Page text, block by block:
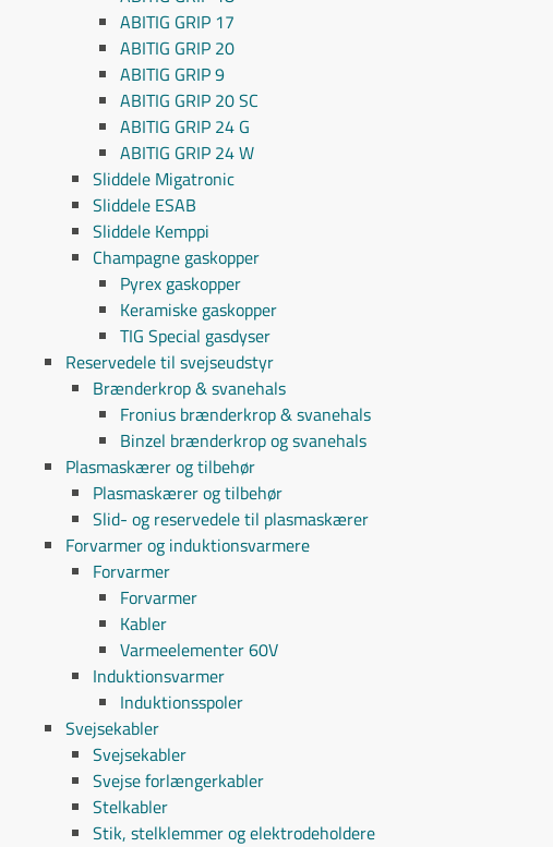
ABITIG GRIP 17
ABITIG GRIP 20
ABITIG GRIP 9
ABITIG GRIP 20 SC
ABITIG GRIP 24 G
ABITIG GRIP 24 W
Sliddele Migatronic
Sliddele ESAB
Sliddele Kemppi
Champagne gaskopper
Pyrex gaskopper
Keramiske gaskopper
TIG Special gasdyser
Reservedele til svejseudstyr
Brænderkrop & svanehals
Fronius brænderkrop & svanehals
Binzel brænderkrop og svanehals
Plasmaskærer og tilbehør
Plasmaskærer og tilbehør
Slid- og reservedele til plasmaskærer
Forvarmer og induktionsvarmere
Forvarmer
Forvarmer
Kabler
Varmeelementer 60V
Induktionsvarmer
Induktionsspoler
Svejsekabler
Svejsekabler
Svejse forlængerkabler
Stelkabler
Stik, stelklemmer og elektrodeholdere